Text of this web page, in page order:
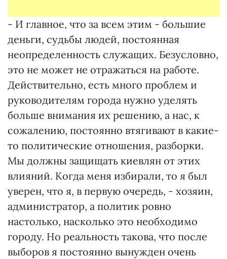
- И главное, что за всем этим - большие
деньги, судьбы людей, постоянная
неопределенность служащих. Безусловно,
это не может не отражаться на работе.
Действительно, есть много проблем и
руководителям города нужно уделять
больше внимания их решению, а нас, к
сожалению, постоянно втягивают в какие-
то политические отношения, разборки.
Мы должны защищать киевлян от этих
влияний. Когда меня избирали, то я был
уверен, что я, в первую очередь, - хозяин,
администратор, а политик ровно
настолько, насколько это необходимо
городу. Но реальность такова, что после
выборов я постоянно вынужден очень